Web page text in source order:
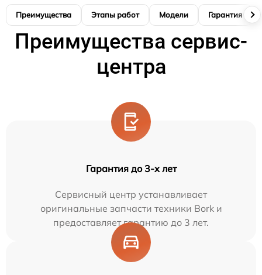
Преимущества Этапы работ Модели Гарантия
Преимущества сервис-
центра
Гарантия до 3-х лет
Сервисный центр устанавливает
оригинальные запчасти техники Bork и
предоставляет гарантию до 3 лет.